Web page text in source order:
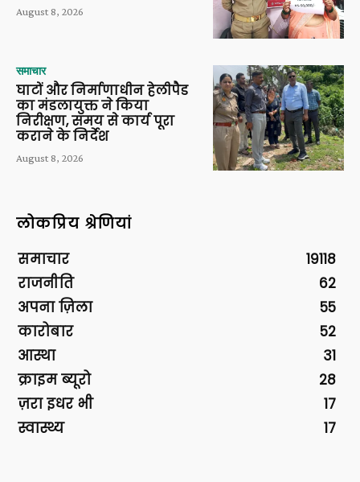
August 8, 2026
समाचार
घाटों और निर्माणाधीन हेलीपैड
का मंडलायुक्त ने किया
निरीक्षण, समय से कार्य पूरा
कराने के निर्देश
August 8, 2026
लोकप्रिय श्रेणियां
समाचार
19118
राजनीति
62
अपना ज़िला
55
कारोबार
52
आस्था
31
क्राइम ब्यूरो
28
ज़रा इधर भी
17
स्वास्थ्य
17